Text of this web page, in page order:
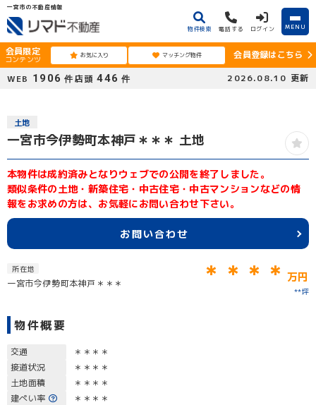
一宮市の不動産情報
物件検索 電話する ログイン MENU
会員限定
コンテンツ お気に入り マッチング物件
会員登録はこちら
WEB 1906 件 店頭 446 件 2026.08.10 更新
土地
一宮市今伊勢町本神戸＊＊＊ 土地
本物件は成約済みとなりウェブでの公開を終了しました。
類似条件の土地・新築住宅・中古住宅・中古マンションなどの情
報をお求めの方は、お気軽にお問い合わせ下さい。
お問い合わせ
所在地
一宮市今伊勢町本神戸＊＊＊ ＊＊＊＊ 万円
**坪
物件概要
交通
＊＊＊＊
接道状況
＊＊＊＊
土地面積
＊＊＊＊
建ぺい率
＊＊＊＊